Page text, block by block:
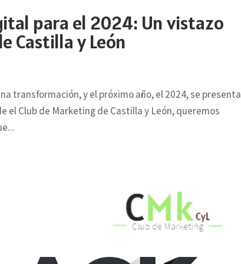
para el 2024: Un vistazo
Castilla y León
transformación, y el próximo año, el 2024, se presenta
el Club de Marketing de Castilla y León, queremos